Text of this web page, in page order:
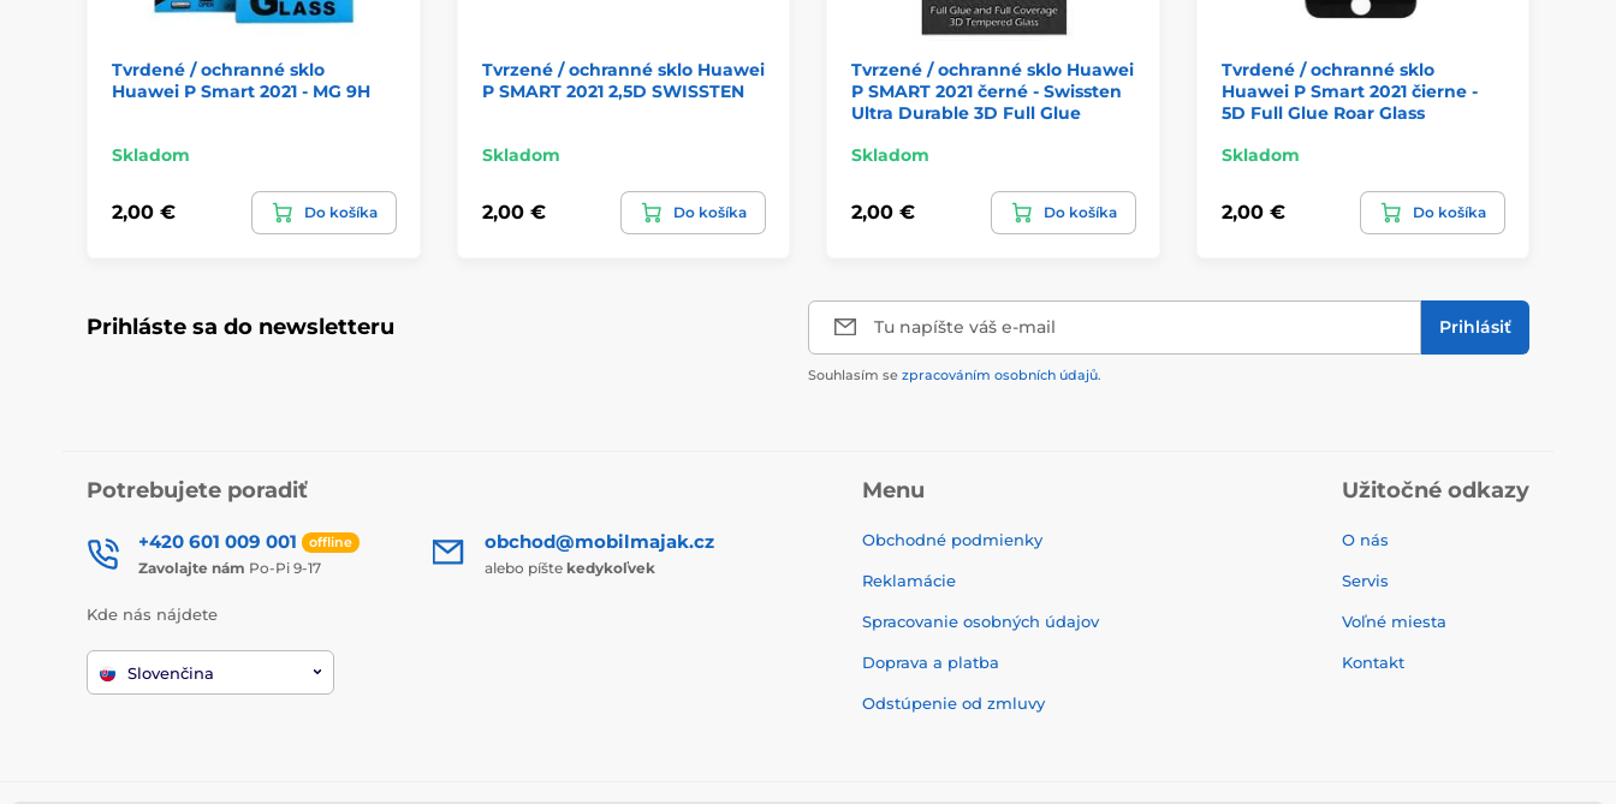
Tvrdené / ochranné sklo
Huawei P Smart 2021 - MG 9H
Skladom
2,00 € Do košíka
Tvrzené / ochranné sklo Huawei
P SMART 2021 2,5D SWISSTEN
Skladom
2,00 € Do košíka
Tvrzené / ochranné sklo Huawei
P SMART 2021 černé - Swissten
Ultra Durable 3D Full Glue
Skladom
2,00 € Do košíka
Tvrdené / ochranné sklo
Huawei P Smart 2021 čierne -
5D Full Glue Roar Glass
Skladom
2,00 € Do košíka
Prihláste sa do newsletteru Tu napíšte váš e-mail Prihlásiť
Souhlasím se zpracováním osobních údajů.
Potrebujete poradiť
+420 601 009 001 offline
Zavolajte nám Po-Pi 9-17
obchod@mobilmajak.cz
alebo píšte kedykoľvek
Kde nás nájdete
Slovenčina
Menu
Obchodné podmienky
Reklamácie
Spracovanie osobných údajov
Doprava a platba
Odstúpenie od zmluvy
Užitočné odkazy
O nás
Servis
Voľné miesta
Kontakt